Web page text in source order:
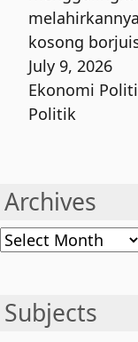
kosong
July 9, 2026
Ekonomi
Politik
Archives
Archives
Subjects